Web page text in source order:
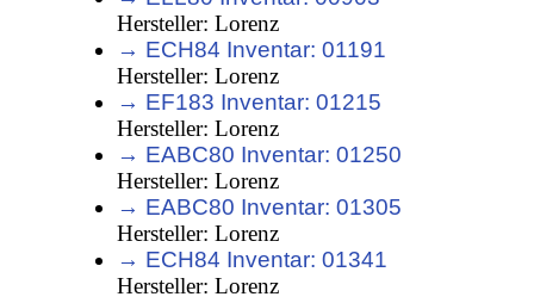
Hersteller: Lorenz
→ ECH84 Inventar: 01191
Hersteller: Lorenz
→ EF183 Inventar: 01215
Hersteller: Lorenz
→ EABC80 Inventar: 01250
Hersteller: Lorenz
→ EABC80 Inventar: 01305
Hersteller: Lorenz
→ ECH84 Inventar: 01341
Hersteller: Lorenz